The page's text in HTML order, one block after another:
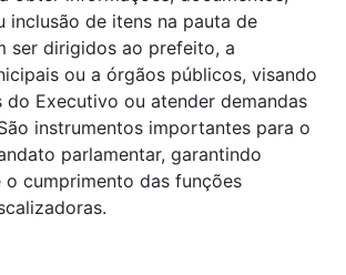
inclusão de itens na pauta de
ser dirigidos ao prefeito, a
ou a órgãos públicos, visando
do Executivo ou atender demandas
instrumentos importantes para o
parlamentar, garantindo
o cumprimento das funções